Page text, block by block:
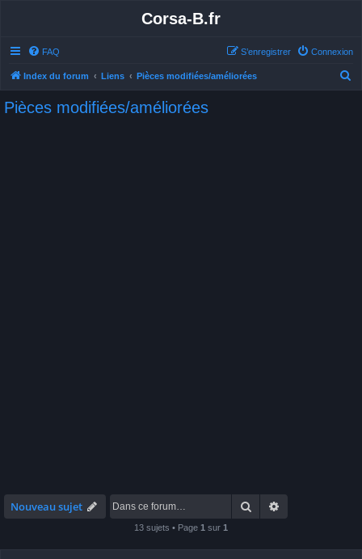
Corsa-B.fr
FAQ Connexion
S’enregistrer
Index du forum Liens Pièces modifiées/améliorées
Pièces modifiées/améliorées
Nouveau sujet Rechercher
13 sujets • Page 1 sur 1